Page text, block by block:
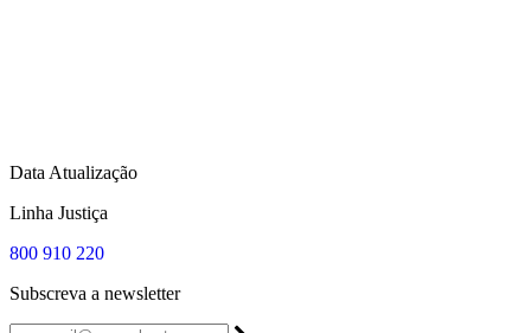
Data Atualização
Linha Justiça
800 910 220
Subscreva a newsletter